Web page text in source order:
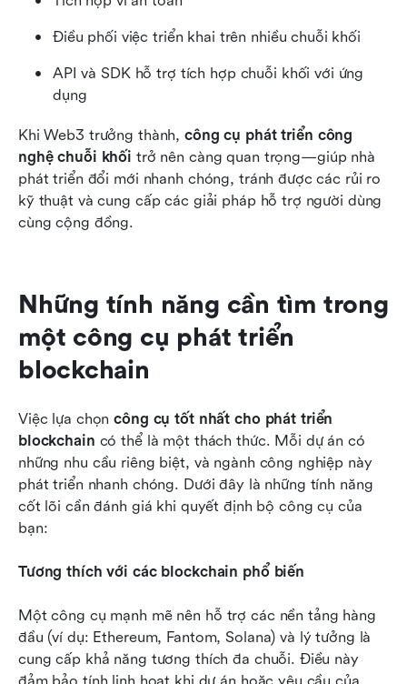
Điều phối việc triển khai trên nhiều chuỗi khối
API và SDK hỗ trợ tích hợp chuỗi khối với ứng
dụng
Khi Web3 trưởng thành, công cụ phát triển công
nghệ chuỗi khối trở nên càng quan trọng—giúp nhà
phát triển đổi mới nhanh chóng, tránh được các rủi ro
kỹ thuật và cung cấp các giải pháp hỗ trợ người dùng
cùng cộng đồng.
Những tính năng cần tìm trong
một công cụ phát triển
blockchain
Việc lựa chọn công cụ tốt nhất cho phát triển
blockchain có thể là một thách thức. Mỗi dự án có
những nhu cầu riêng biệt, và ngành công nghiệp này
phát triển nhanh chóng. Dưới đây là những tính năng
cốt lõi cần đánh giá khi quyết định bộ công cụ của
bạn:
Tương thích với các blockchain phổ biến
Một công cụ mạnh mẽ nên hỗ trợ các nền tảng hàng
đầu (ví dụ: Ethereum, Fantom, Solana) và lý tưởng là
cung cấp khả năng tương thích đa chuỗi. Điều này
đảm bảo tính linh hoạt khi dự án hoặc yêu cầu của